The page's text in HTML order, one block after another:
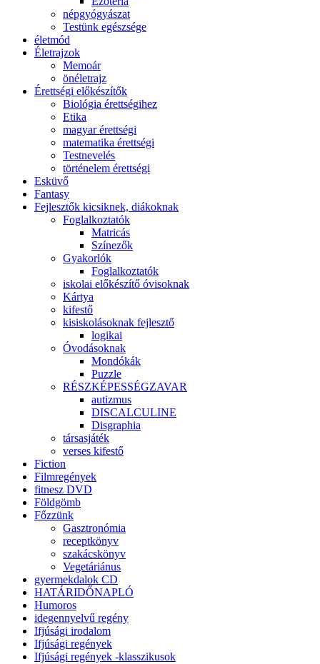
népgyógyászat
Testünk egészsége
életmód
Életrajzok
Memoár
önéletrajz
Érettségi előkészítők
Biológia érettségihez
Etika
magyar érettségi
matematika érettségi
Testnevelés
történelem érettségi
Esküvő
Fantasy
Fejlesztők kicsiknek, diákoknak
Foglalkoztatók
Matricás
Színezők
Gyakorlók
Foglalkoztatók
iskolai előkészítő óvisoknak
Kártya
kifestő
kisiskolásoknak fejlesztő
logikai
Óvodásoknak
Mondókák
Puzzle
RÉSZKÉPESSÉGZAVAR
autizmus
DISCALCULINE
Disgraphia
társasjáték
verses kifestő
Fiction
Filmregények
fitnesz DVD
Földgömb
Főzzünk
Gasztronómia
receptkönyv
szakácskönyv
Vegetáriánus
gyermekdalok CD
HATÁRIDŐNAPLÓ
Humoros
idegennyelvű regény
Ifjúsági irodalom
Ifjúsági regények
Ifjúsági regények -klasszikusok